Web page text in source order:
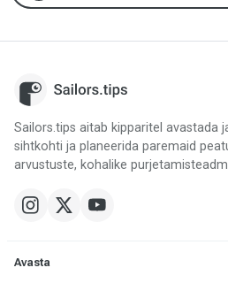
Sailors.tips aitab kipparitel avastada
sihtkohti ja planeerida paremaid
arvustuste, kohalike
Avasta